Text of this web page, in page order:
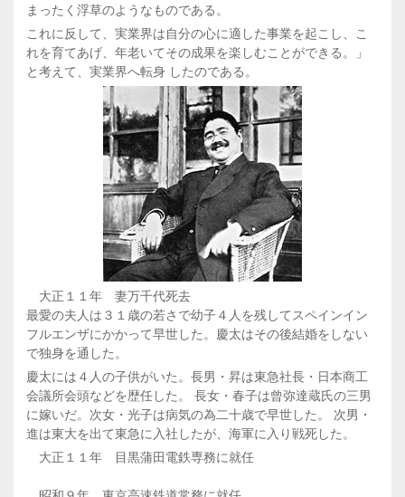
まったく浮草のようなものである。
これに反して、実業界は自分の心に適した事業を起こし、こ
れを育てあげ、年老いてその成果を楽しむことができる。」
と考えて、実業界へ転身 したのである。
大正１１年 妻万千代死去
最愛の夫人は３１歳の若さで幼子４人を残してスペインイン
フルエンザにかかって早世した。慶太はその後結婚をしない
で独身を通した。
慶太には４人の子供がいた。長男・昇は東急社長・日本商工
会議所会頭などを歴任した。 長女・春子は曾弥達蔵氏の三男
に嫁いだ。次女・光子は病気の為二十歳で早世した。 次男・
進は東大を出て東急に入社したが、海軍に入り戦死した。
大正１１年 目黒蒲田電鉄専務に就任